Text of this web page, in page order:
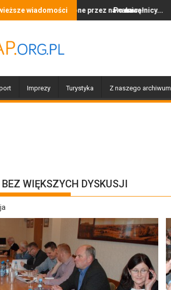
wiadomości
przez nawałnicęPo nawałnicy...
Imprezy Turystyka Z naszego archiwum
WIĘKSZYCH DYSKUSJI